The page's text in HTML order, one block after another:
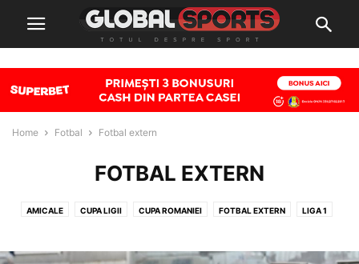
Home Fotbal Fotbal extern
FOTBAL EXTERN
AMICALE CUPA LIGII CUPA ROMANIEI FOTBAL EXTERN LIGA 1